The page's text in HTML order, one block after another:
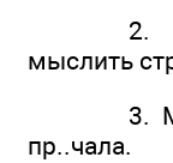
2. Жить
мыслить
3. Мы
пр..чала.